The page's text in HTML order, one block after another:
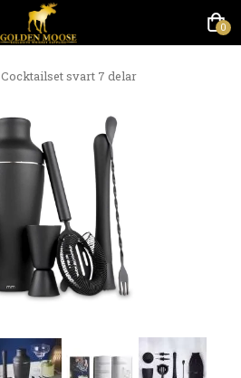
0
Cocktailset svart 7 delar